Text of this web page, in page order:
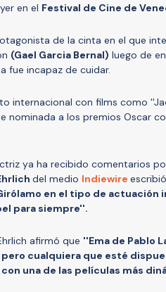
en el Festival de Cine de
de la cinta en el que
(Gael Garcia Bernal) luego de
fue incapaz de cuidar.
internacional con films como
nominada a los premios Oscar
ya ha recibido comentarios
del medio Indiewire
en el tipo de actuación
para siempre''.
afirmó que ''Ema de Pablo
cualquiera que esté
una de las películas más